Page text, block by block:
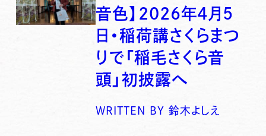
音色】2026年4月5
日・稲荷講さくらまつ
りで「稲毛さくら音
頭」初披露へ
WRITTEN BY 鈴木よしえ